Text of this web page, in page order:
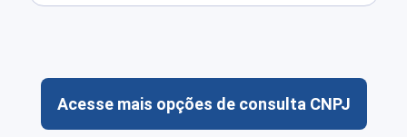
Acesse mais opções de consulta CNPJ